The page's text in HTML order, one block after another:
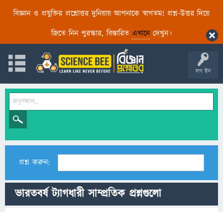
বিজ্ঞান ও প্রযুক্তির প্রশ্নোত্তর দুনিয়ায় আপনাকে স্বাগতম! প্রশ্ন-উত্তর দিয়ে
জিতে নিন পুরস্কার, বিস্তারিত এখানেদেখুন।
লগ ইন
প্রশ্ন করুন:
ভারতবর্ষ ট্যাগধারী সাম্প্রতিক প্রশ্নগুলো